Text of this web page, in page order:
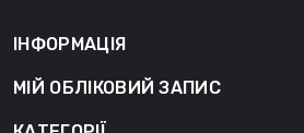
ІНФОРМАЦІЯ
МІЙ ОБЛІКОВИЙ ЗАПИС